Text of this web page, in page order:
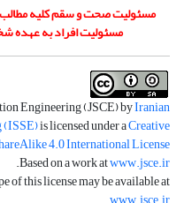
مسئولیت صحت و سقم کلیه مطالب
مسئولیت افراد به
Engineering (JSCE) byIranian
(ISSE)is licensed under aCreative
4.0 International License
Based on a work atwww.jsce.ir
.
of this license may be available at